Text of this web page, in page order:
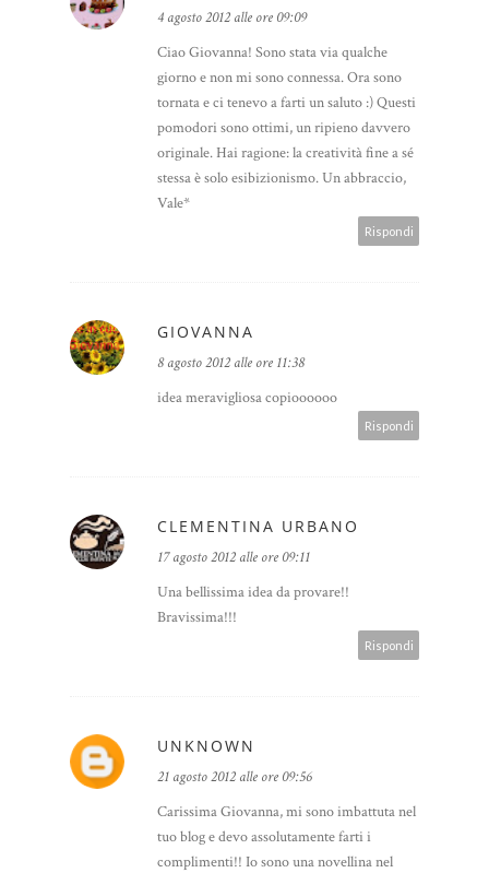
4 agosto 2012 alle ore 09:09
Ciao Giovanna! Sono stata via qualche
giorno e non mi sono connessa. Ora sono
tornata e ci tenevo a farti un saluto :) Questi
pomodori sono ottimi, un ripieno davvero
originale. Hai ragione: la creatività fine a sé
stessa è solo esibizionismo. Un abbraccio,
Vale*
Rispondi
GIOVANNA
8 agosto 2012 alle ore 11:38
idea meravigliosa copioooooo
Rispondi
CLEMENTINA URBANO
17 agosto 2012 alle ore 09:11
Una bellissima idea da provare!!
Bravissima!!!
Rispondi
UNKNOWN
21 agosto 2012 alle ore 09:56
Carissima Giovanna, mi sono imbattuta nel
tuo blog e devo assolutamente farti i
complimenti!! Io sono una novellina nel